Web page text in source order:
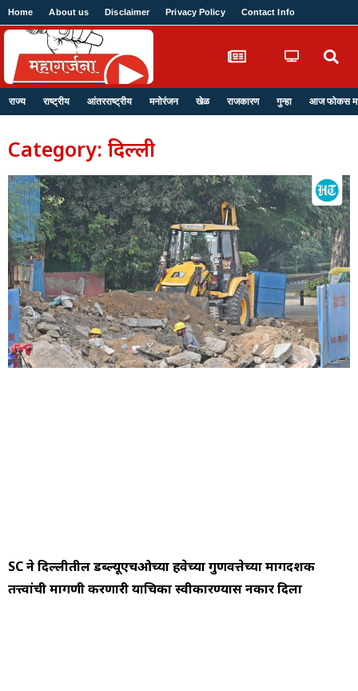
Home About us Disclaimer Privacy Policy Contact Info
राज्य राष्ट्रीय आंतरराष्ट्रीय मनोरंजन खेळ राजकारण गुन्हा आज फोकस
Category: दिल्ली
SC ने दिल्लीतील डब्ल्यूएचओच्या हवेच्या गुणवत्तेच्या मार्गदर्शक
तत्त्वांची मागणी करणारी याचिका स्वीकारण्यास नकार दिला